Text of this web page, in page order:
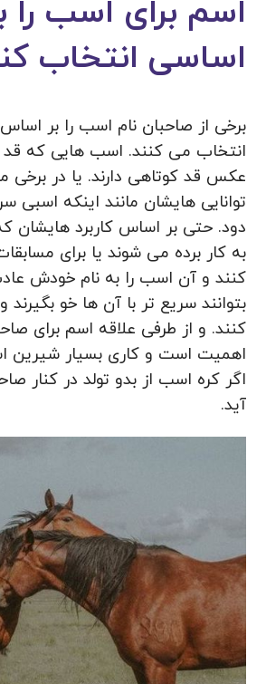
اسم برای اسب را
اساسی انتخاب
برخی از صاحبان نام اسب را بر
انتخاب می کنند. اسب هایی که قد
عکس قد کوتاهی دارند. یا در برخی
توانایی هایشان مانند اینکه
دود. حتی بر اساس کاربرد هایشان
به کار برده می شوند یا برای
کنند و آن اسب را به نام خودش
بتوانند سریع تر با آن ها خو بگیرند و
کنند. و از طرفی علاقه اسم برای
اهمیت است و کاری بسیار
اگر کره اسب از بدو تولد در کنار
آید.